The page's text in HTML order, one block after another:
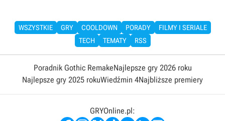
WSZYSTKIE GRY COOLDOWN PORADY
FILMY I SERIALE
TECH
TEMATY RSS
Poradnik Gothic RemakeNajlepsze gry 2026 roku
Najlepsze gry 2025 rokuWiedźmin 4Najbliższe premiery
GRYOnline.pl: